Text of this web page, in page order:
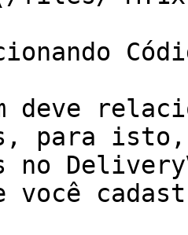
deve
para
no
você